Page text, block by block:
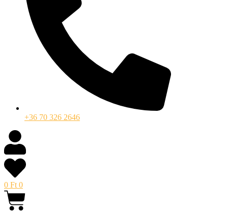
+36 70 326 2646
0 Ft 0